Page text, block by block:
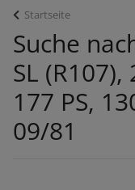
Startseite
Suche
SL (R107),
177 PS,
09/81